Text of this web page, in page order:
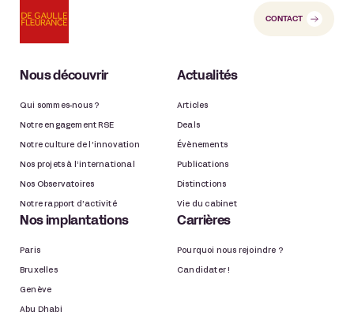
CONTACT
Nous découvrir
Qui sommes-nous ?
Notre engagement RSE
Notre culture de l’innovation
Nos projets à l’international
Nos Observatoires
Notre rapport d’activité
Actualités
Articles
Deals
Évènements
Publications
Distinctions
Vie du cabinet
Nos implantations
Paris
Bruxelles
Genève
Abu Dhabi
Carrières
Pourquoi nous rejoindre ?
Candidater !